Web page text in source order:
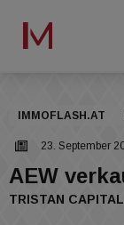
IMMOFLASH.AT
23. September
AEW
TRISTAN